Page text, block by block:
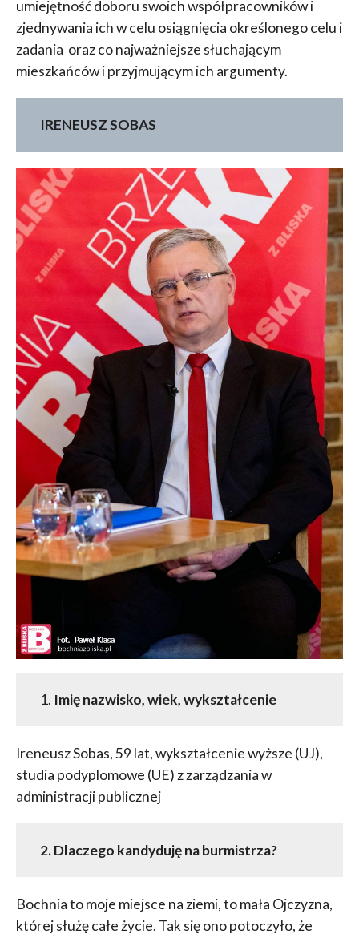
umiejętność doboru swoich współpracowników i
zjednywania ich w celu osiągnięcia określonego celu i
zadania oraz co najważniejsze słuchającym
mieszkańców i przyjmującym ich argumenty.
IRENEUSZ SOBAS
1. Imię nazwisko, wiek, wykształcenie
Ireneusz Sobas, 59 lat, wykształcenie wyższe (UJ),
studia podyplomowe (UE) z zarządzania w
administracji publicznej
2. Dlaczego kandyduję na burmistrza?
Bochnia to moje miejsce na ziemi, to mała Ojczyzna,
której służę całe życie. Tak się ono potoczyło, że